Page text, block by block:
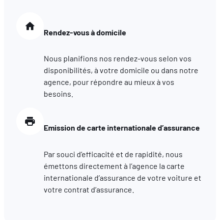
Rendez-vous à domicile
Nous planifions nos rendez-vous selon vos
disponibilités, à votre domicile ou dans notre
agence, pour répondre au mieux à vos
besoins.
Emission de carte internationale d’assurance
Par souci d’efficacité et de rapidité, nous
émettons directement à l’agence la carte
internationale d’assurance de votre voiture et
votre contrat d’assurance.